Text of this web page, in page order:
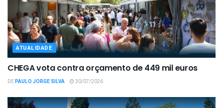
ATUALIDADE
CHEGA vota contra orçamento de 449 mil euros
DEPAULO JORGE SILVA 30/07/2026